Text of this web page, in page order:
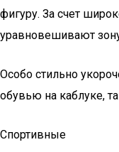
фигуру. За счет
уравновешивают
Особо стильно
обувью на каблуке,
Спортивные